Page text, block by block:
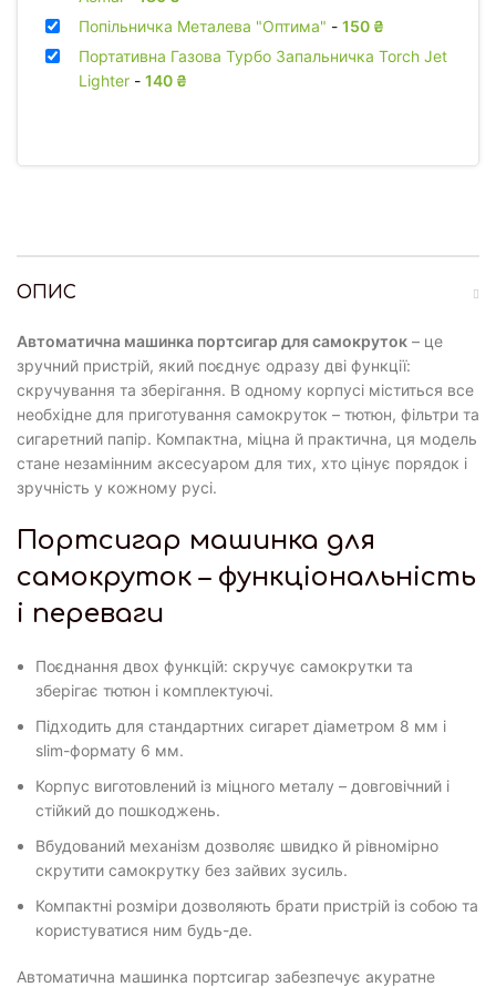
ОПИС
Автоматична машинка портсигар для самокруток – це
зручний пристрій, який поєднує одразу дві функції:
скручування та зберігання. В одному корпусі міститься все
необхідне для приготування самокруток – тютюн, фільтри та
сигаретний папір. Компактна, міцна й практична, ця модель
стане незамінним аксесуаром для тих, хто цінує порядок і
зручність у кожному русі.
Портсигар машинка для
самокруток – функціональність
і переваги
Поєднання двох функцій: скручує самокрутки та
зберігає тютюн і комплектуючі.
Підходить для стандартних сигарет діаметром 8 мм і
slim-формату 6 мм.
Корпус виготовлений із міцного металу – довговічний і
стійкий до пошкоджень.
Вбудований механізм дозволяє швидко й рівномірно
скрутити самокрутку без зайвих зусиль.
Компактні розміри дозволяють брати пристрій із собою та
користуватися ним будь-де.
Автоматична машинка портсигар забезпечує акуратне
Попільничка Металева "Оптима" - 150 ₴
Портативна Газова Турбо Запальничка Torch Jet
Lighter - 140 ₴